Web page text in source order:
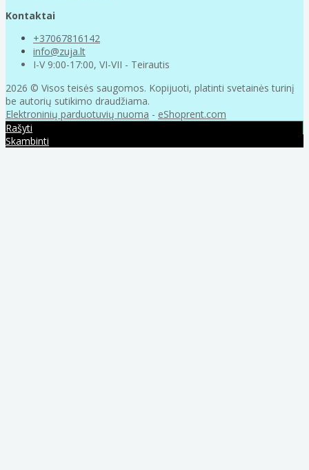
Kontaktai
+37067816142
info@zuja.lt
I-V 9:00-17:00, VI-VII - Teirautis
2026 © Visos teisės saugomos. Kopijuoti, platinti svetainės turinį
be autorių sutikimo draudžiama.
Elektroninių parduotuvių nuoma - eShoprent.com
Rašyti
Skambinti